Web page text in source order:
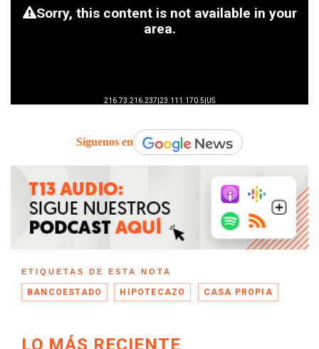
Síguenos en
ETIQUETAS DE ESTA NOTA
BANCOESTADO HIPOTECAZO CASA PROPIA
LO MÁS RECIENTE